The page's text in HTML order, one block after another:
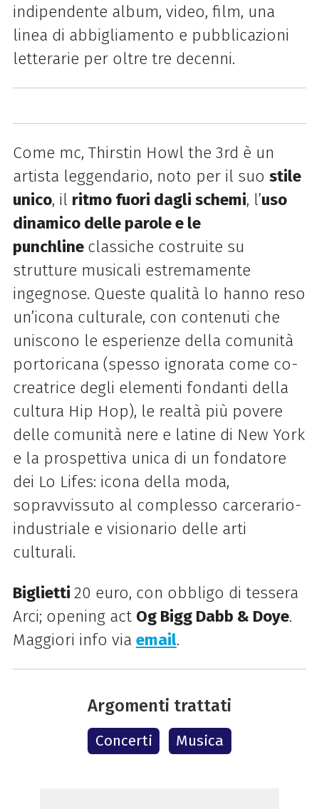
indipendente album, video, film, una
linea di abbigliamento e pubblicazioni
letterarie per oltre tre decenni.
Come mc, Thirstin Howl the 3rd è un
artista leggendario, noto per il suo stile
unico, il ritmo fuori dagli schemi, l’uso
dinamico delle parole e le
punchline classiche costruite su
strutture musicali estremamente
ingegnose. Queste qualità lo hanno reso
un’icona culturale, con contenuti che
uniscono le esperienze della comunità
portoricana (spesso ignorata come co-
creatrice degli elementi fondanti della
cultura Hip Hop), le realtà più povere
delle comunità nere e latine di New York
e la prospettiva unica di un fondatore
dei Lo Lifes: icona della moda,
sopravvissuto al complesso carcerario-
industriale e visionario delle arti
culturali.
Biglietti 20 euro, con obbligo di tessera
Arci; opening act Og Bigg Dabb & Doye.
Maggiori info via email.
Argomenti trattati
Concerti Musica